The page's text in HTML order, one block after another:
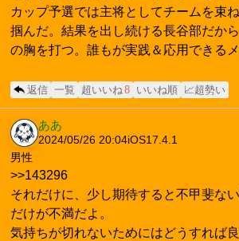
カップ予選では主将としてチームを束
掴んだ。結果を出し続ける長谷部だか
の胸を打つ。誰もが実践＆応用できるメ
返信 一覧 超いいね8 いいね順 📈超勢い
ああ
2024/05/26 20:04iOS17.4.1
男性
>>143296
それだけに、少し期待すると不甲斐な
だけが不満だよ。
気持ちが切れないためにはどうすれば